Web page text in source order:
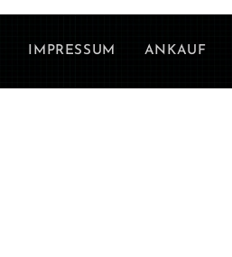
IMPRESSUM ANKAUF